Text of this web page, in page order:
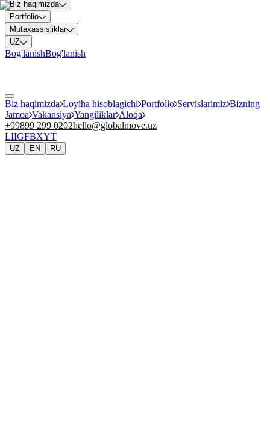
Biz haqimizda
Portfolio
Mutaxassisliklar
UZ
Bog'lanishBog'lanish
Biz haqimizda Loyiha hisoblagichi Portfolio Servislarimiz Bizning
Jamoa Vakansiya Yangiliklar Aloqa
+99899 299 0202hello@globalmove.uz
LIIGFBXYT
UZ EN RU